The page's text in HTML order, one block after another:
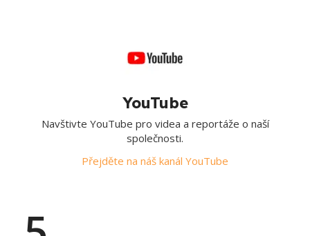
YouTube
Navštivte YouTube pro videa a reportáže o naší
společnosti.
Přejděte na náš kanál YouTube